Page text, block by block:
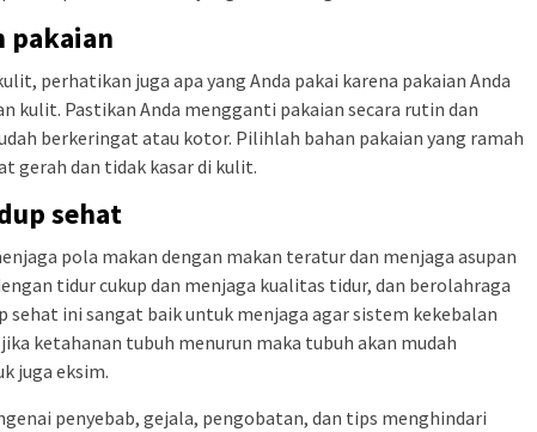
pakaian
perhatikan juga apa yang Anda pakai karena pakaian Anda
kulit. Pastikan Anda mengganti pakaian secara rutin dan
berkeringat atau kotor. Pilihlah bahan pakaian yang ramah
gerah dan tidak kasar di kulit.
sehat
pola makan dengan makan teratur dan menjaga asupan
tidur cukup dan menjaga kualitas tidur, dan berolahraga
sehat ini sangat baik untuk menjaga agar sistem kekebalan
ketahanan tubuh menurun maka tubuh akan mudah
juga eksim.
penyebab, gejala, pengobatan, dan tips menghindari